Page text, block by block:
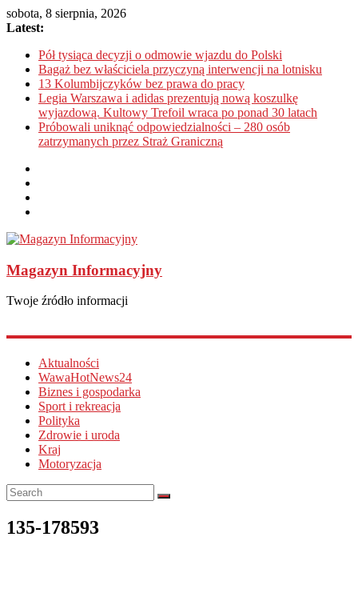
sobota, 8 sierpnia, 2026
Latest:
Pół tysiąca decyzji o odmowie wjazdu do Polski
Bagaż bez właściciela przyczyną interwencji na lotnisku
13 Kolumbijczyków bez prawa do pracy
Legia Warszawa i adidas prezentują nową koszulkę
wyjazdową. Kultowy Trefoil wraca po ponad 30 latach
Próbowali uniknąć odpowiedzialności – 280 osób
zatrzymanych przez Straż Graniczną
Magazyn Informacyjny
Twoje źródło informacji
Aktualności
WawaHotNews24
Biznes i gospodarka
Sport i rekreacja
Polityka
Zdrowie i uroda
Kraj
Motoryzacja
135-178593